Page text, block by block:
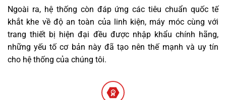
Ngoài ra, hệ thống còn đáp ứng các tiêu chuẩn quốc tế
khắt khe về độ an toàn của linh kiện, máy móc cùng với
trang thiết bị hiện đại đều được nhập khẩu chính hãng,
những yếu tố cơ bản này đã tạo nên thế mạnh và uy tín
cho hệ thống của chúng tôi.